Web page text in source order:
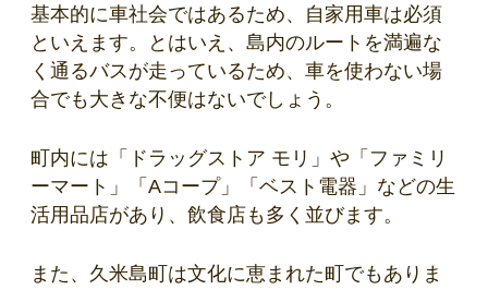
基本的に車社会ではあるため、自家用車は必須
といえます。とはいえ、島内のルートを満遍な
く通るバスが走っているため、車を使わない場
合でも大きな不便はないでしょう。
町内には「ドラッグストア モリ」や「ファミリ
ーマート」「Aコープ」「ベスト電器」などの生
活用品店があり、飲食店も多く並びます。
また、久米島町は文化に恵まれた町でもありま